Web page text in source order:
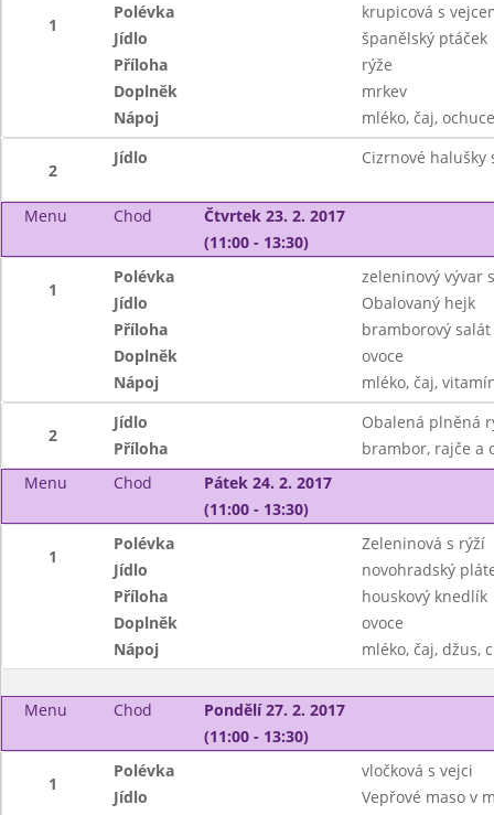
1
Polévka
krupicová s
Jídlo
španělský ptáček
Příloha
rýže
Doplněk
mrkev
Nápoj
mléko, čaj,
2
Jídlo Cizrnové halušky
Menu Chod
Čtvrtek 23. 2. 2017
(11:00 - 13:30)
1
Polévka
zeleninový vývar
Jídlo
Obalovaný hejk
Příloha
bramborový
Doplněk
ovoce
Nápoj
mléko, čaj,
2
Jídlo
Obalená plněná
Příloha
brambor, rajče a
Menu
Chod
Pátek 24. 2. 2017
(11:00 - 13:30)
1
Polévka
Zeleninová s rýží
Jídlo
novohradský
Příloha
houskový knedlík
Doplněk
ovoce
Nápoj
mléko, čaj, džus,
Menu Chod
Pondělí 27. 2. 2017
(11:00 - 13:30)
1
Polévka
vločková s vejci
Jídlo
Vepřové maso v